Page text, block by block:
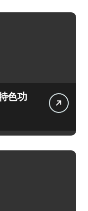
色功